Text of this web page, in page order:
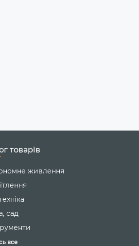
товарів
живлення
сад
все